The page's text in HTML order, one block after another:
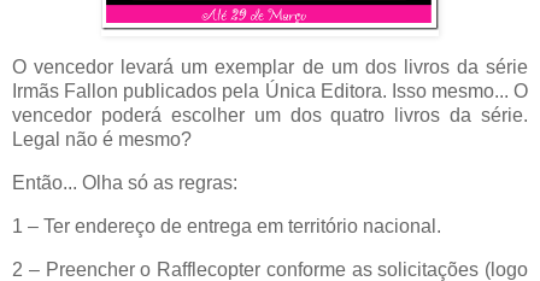
O vencedor levará um exemplar de um dos livros da série
Irmãs Fallon publicados pela Única Editora. Isso mesmo... O
vencedor poderá escolher um dos quatro livros da série.
Legal não é mesmo?
Então... Olha só as regras:
1 – Ter endereço de entrega em território nacional.
2 – Preencher o Rafflecopter conforme as solicitações (logo